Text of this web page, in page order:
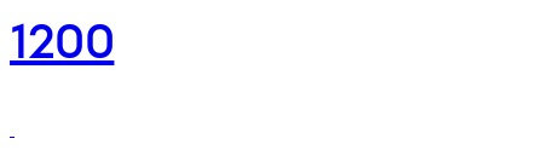
1200